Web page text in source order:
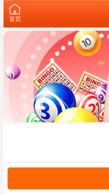
首页